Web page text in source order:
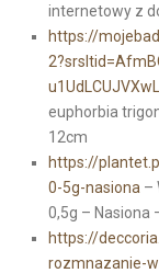
internetowy z
https://
euphorbia
12cm
https://
0-5g-nasiona –
0,5g – Nasiona
https://
rozmnazanie-